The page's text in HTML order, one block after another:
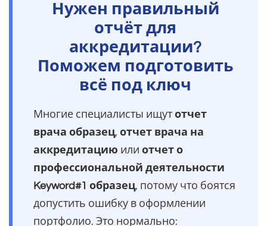
Нужен правильный
отчёт для
аккредитации?
Поможем подготовить
всё под ключ
Многие специалисты ищут отчет
врача образец, отчет врача на
аккредитацию или отчет о
профессиональной деятельности
Keyword#1 образец, потому что боятся
допустить ошибку в оформлении
портфолио. Это нормально: